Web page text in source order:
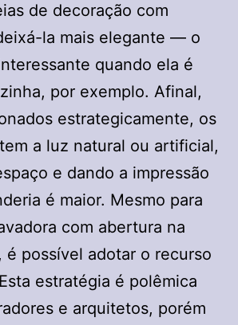
de decoração com
la mais elegante — o
quando ela é
por exemplo. Afinal,
estrategicamente, os
a luz natural ou artificial,
e dando a impressão
é maior. Mesmo para
com abertura na
é possível adotar o recurso
estratégia é polêmica
e arquitetos, porém